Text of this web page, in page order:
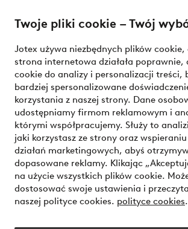
Twoje pliki cookie – Twój
Jotex używa niezbędnych plików cookie,
strona internetowa działała poprawnie,
cookie do analizy i personalizacji treści,
bardziej spersonalizowane
korzystania z naszej strony. Dane
udostępniamy firmom reklamowym i
którymi współpracujemy. Służy to
jaki korzystasz ze strony oraz
działań marketingowych, abyś
dopasowane reklamy. Klikając
na użycie wszystkich plików cookie.
dostosować swoje ustawienia i
naszej polityce cookies. polityce cookies.
Warunki
Bezpieczne płatności - zapłać teraz
Chcesz dowiedzieć się więcej o naszych